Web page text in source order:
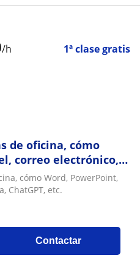
/h 1ª clase gratis
de oficina, cómo
correo electrónico,
cómo Word, PowerPoint,
ChatGPT, etc.
Contactar